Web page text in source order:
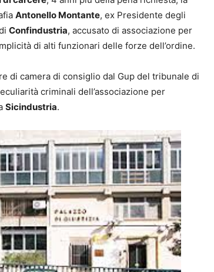
Antonello Montante, ex Presidente degli
Confindustria, accusato di associazione per
di alti funzionari delle forze dell’ordine.
di camera di consiglio dal Gup del tribunale di
criminali dell’associazione per
Sicindustria.